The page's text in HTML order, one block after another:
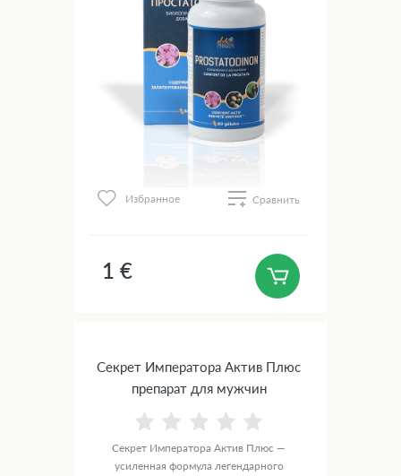
Избранное Сравнить
1 €
Секрет Императора Актив Плюс
препарат для мужчин
Секрет Императора Актив Плюс —
усиленная формула легендарного